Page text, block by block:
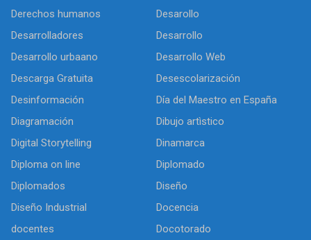
Derechos humanos
Desarollo
Desarrolladores
Desarrollo
Desarrollo urbaano
Desarrollo Web
Descarga Gratuita
Desescolarización
Desinformación
Día del Maestro en España
Diagramación
Dibujo artìstico
Digital Storytelling
Dinamarca
Diploma on line
Diplomado
Diplomados
Diseño
Diseño Industrial
Docencia
docentes
Docotorado